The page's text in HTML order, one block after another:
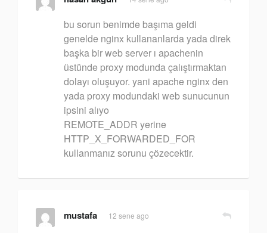
bu sorun benimde başıma geldi
genelde nginx kullananlarda yada direk
başka bir web server ı apachenin
üstünde proxy modunda çalıştırmaktan
dolayı oluşuyor. yani apache nginx den
yada proxy modundaki web sunucunun
ipsini alıyo
REMOTE_ADDR yerine
HTTP_X_FORWARDED_FOR
kullanmanız sorunu çözecektir.
mustafa 12 sene ago